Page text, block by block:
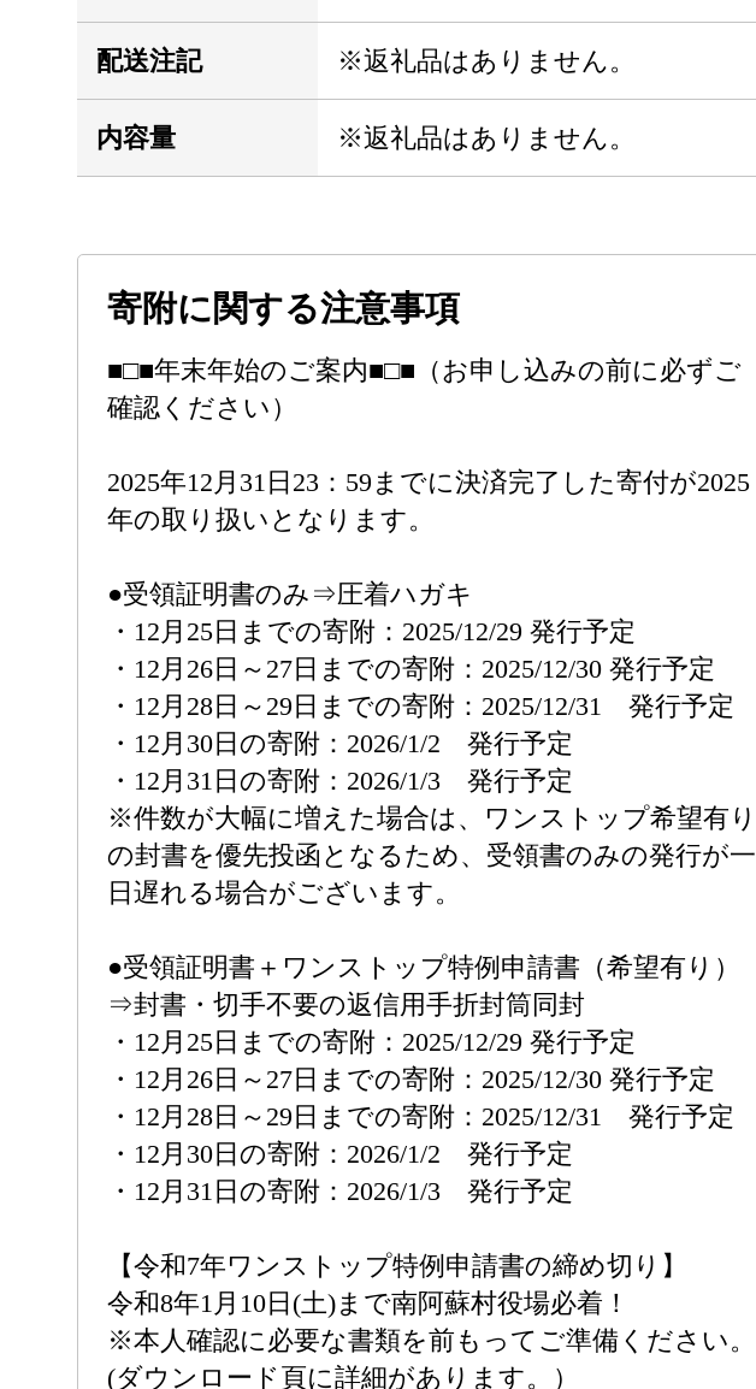
配送注記 ※返礼品はありません。
内容量 ※返礼品はありません。
寄附に関する注意事項
■□■年末年始のご案内■□■（お申し込みの前に必ずご
確認ください）
2025年12月31日23：59までに決済完了した寄付が2025
年の取り扱いとなります。
●受領証明書のみ⇒圧着ハガキ
・12月25日までの寄附：2025/12/29 発行予定
・12月26日～27日までの寄附：2025/12/30 発行予定
・12月28日～29日までの寄附：2025/12/31 発行予定
・12月30日の寄附：2026/1/2 発行予定
・12月31日の寄附：2026/1/3 発行予定
※件数が大幅に増えた場合は、ワンストップ希望有り
の封書を優先投函となるため、受領書のみの発行が一
日遅れる場合がございます。
●受領証明書＋ワンストップ特例申請書（希望有り）
⇒封書・切手不要の返信用手折封筒同封
・12月25日までの寄附：2025/12/29 発行予定
・12月26日～27日までの寄附：2025/12/30 発行予定
・12月28日～29日までの寄附：2025/12/31 発行予定
・12月30日の寄附：2026/1/2 発行予定
・12月31日の寄附：2026/1/3 発行予定
【令和7年ワンストップ特例申請書の締め切り】
令和8年1月10日(土)まで南阿蘇村役場必着！
※本人確認に必要な書類を前もってご準備ください。
(ダウンロード頁に詳細があります。）